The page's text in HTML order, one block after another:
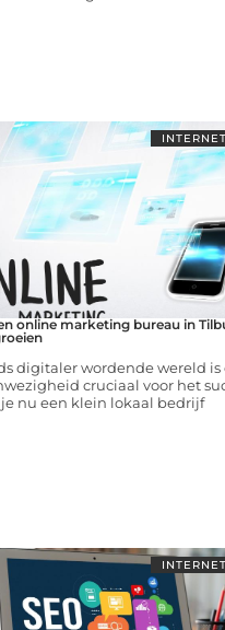
online marketing bureau in
digitaler wordende wereld is
cruciaal voor het
nu een klein lokaal bedrijf